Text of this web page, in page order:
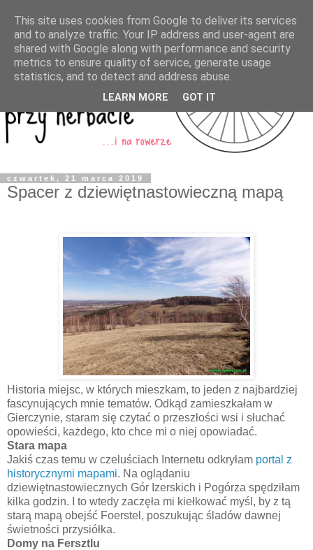
czwartek, 21 marca 2019
Spacer z dziewiętnastowieczną mapą
Historia miejsc, w których mieszkam, to jeden z najbardziej
fascynujących mnie tematów. Odkąd zamieszkałam w
Gierczynie, staram się czytać o przeszłości wsi i słuchać
opowieści, każdego, kto chce mi o niej opowiadać.
Stara mapa
Jakiś czas temu w czeluściach Internetu odkryłam portal z
historycznymi mapami. Na oglądaniu
dziewiętnastowiecznych Gór Izerskich i Pogórza spędziłam
kilka godzin. I to wtedy zaczęła mi kiełkować myśl, by z tą
starą mapą obejść Foerstel, poszukując śladów dawnej
świetności przysiółka.
Domy na Fersztlu
This site uses cookies from Google to deliver its services
and to analyze traffic. Your IP address and user-agent are
shared with Google along with performance and security
metrics to ensure quality of service, generate usage
statistics, and to detect and address abuse.
LEARN MORE GOT IT